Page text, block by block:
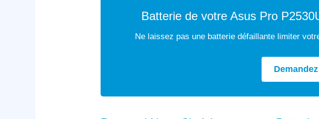
Batterie de votre Asus Pro
Ne laissez pas une batterie défaillante limiter